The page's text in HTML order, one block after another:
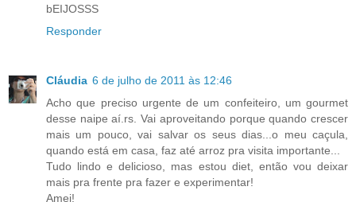
bEIJOSSS
Responder
Cláudia 6 de julho de 2011 às 12:46
Acho que preciso urgente de um confeiteiro, um gourmet
desse naipe aí.rs. Vai aproveitando porque quando crescer
mais um pouco, vai salvar os seus dias...o meu caçula,
quando está em casa, faz até arroz pra visita importante...
Tudo lindo e delicioso, mas estou diet, então vou deixar
mais pra frente pra fazer e experimentar!
Amei!